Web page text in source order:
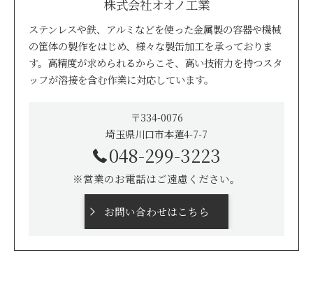
株式会社オオノ工業
ステンレスや鉄、アルミなどを使った金属製の容器や機械
の筐体の製作をはじめ、様々な製缶加工を承っておりま
す。高精度が求められるからこそ、高い技術力を持つスタ
ッフが溶接を含む作業に対応しています。
〒334-0076
埼玉県川口市本蓮4-7-7
048-299-3223
※営業のお電話はご遠慮ください。
お問い合わせはこちら